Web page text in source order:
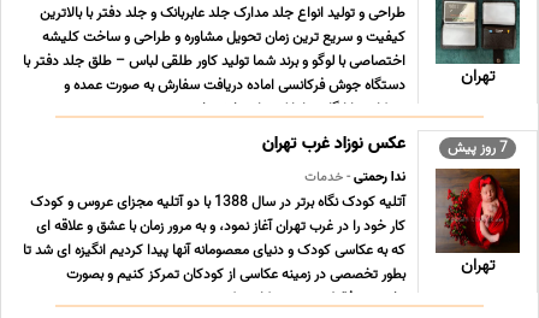
تهران
طراحی و تولید انواع جلد مدارک جلد عابربانک و جلد دفتر با بالاترین
کیفیت و سریع ترین زمان تحویل مشاوره و طراحی و ساخت کلیشه
اختصاصی با لوگو و برند شما تولید کاور طلقی لباس – طلق جلد دفتر با
دستگاه جوش فرکانسی اماده دریافت سفارش به صورت عمده و
همکاری با ارگان ها بانک ها و بخش خصوصی ... ...
7 روز پیش
تهران
عکس نوزاد غرب تهران
ندا رحمتی- خدمات
آتلیه کودک نگاه برتر در سال 1388 با دو آتلیه مجزای عروس و کودک
کار خود را در غرب تهران آغاز نمود، و به مرور زمان با عشق و علاقه ای
که به عکاسی کودک و دنیای معصومانه آنها پیدا کردیم انگیزه ای شد تا
بطور تخصصی در زمینه عکاسی از کودکان تمرکز کنیم و بصورت
تخصصی فقط در زمینه عکاسی کود ... ...